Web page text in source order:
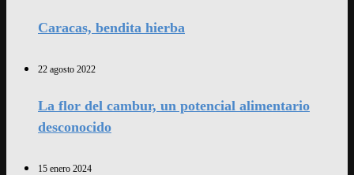
Caracas, bendita hierba
22 agosto 2022
La flor del cambur, un potencial alimentario
desconocido
15 enero 2024